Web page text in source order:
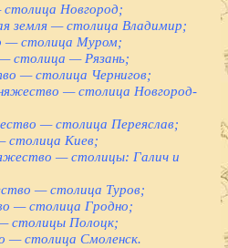
столица Новгород;
земля — столица Владимир;
— столица Муром;
столица — Рязань;
— столица Чернигов;
— столица Новгород-
— столица Переяслав;
столица Киев;
— столицы: Галич и
— столица Туров;
— столица Гродно;
столицы Полоцк;
— столица Смоленск.